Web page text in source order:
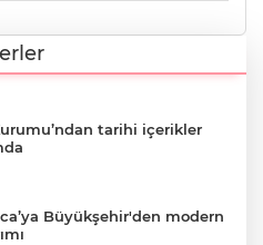
tarihi içerikler
Büyükşehir'den modern